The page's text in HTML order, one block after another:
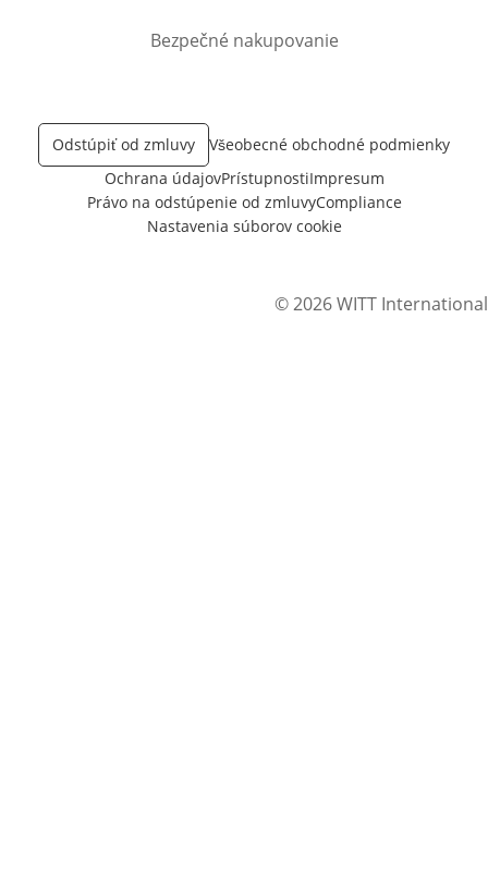
Bezpečné nakupovanie
Odstúpiť od zmluvy
Všeobecné obchodné podmienky
Ochrana údajovPrístupnostiImpresum
Právo na odstúpenie od zmluvyCompliance
Nastavenia súborov cookie
© 2026 WITT International